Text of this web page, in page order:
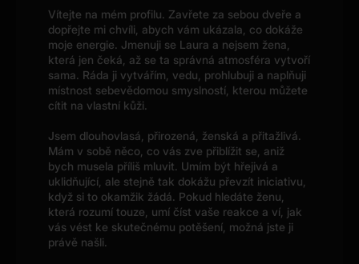
Vítejte na mém profilu. Zavřete za sebou dveře a
dopřejte mi chvíli, abych vám ukázala, co dokáže
moje energie. Jmenuji se Laura a nejsem žena,
která jen čeká, až se ta správná atmosféra vytvoří
sama. Ráda ji vytvářím, vedu, prohlubuji a naplňuji
místnost sebevědomou smyslností, kterou můžete
cítit na vlastní kůži.
Jsem dlouhovlasá, přirozená, ženská a přitažlivá.
Mám v sobě něco, co vás zve přiblížit se, aniž
bych musela příliš mluvit. Umím být hřejivá a
uklidňující, ale stejně tak dokážu převzít iniciativu,
když si to okamžik žádá. Pokud hledáte ženu,
která rozumí touze, umí číst vaše reakce a ví, jak
vás vést ke skutečnému potěšení, možná jste ji
právě našli.